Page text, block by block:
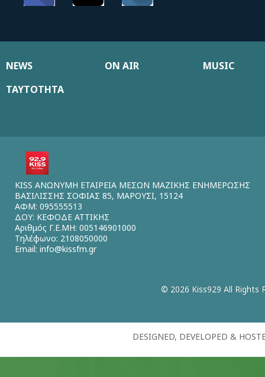
NEWS ON AIR
MUSIC
ΤΑΥΤΟΤΗΤΑ
KISS ΑΝΩΝΥΜΗ ΕΤΑΙΡΕΙΑ ΜΕΣΩΝ ΜΑΖΙΚΗΣ ΕΝΗΜΕΡΩΣΗΣ
ΒΑΣΙΛΙΣΣΗΣ ΣΟΦΙΑΣ 85, ΜΑΡΟΥΣΙ, 15124
ΑΦΜ: 095555513
ΔΟΥ: ΚΕΦΟΔΕ ΑΤΤΙΚΗΣ
Αριθμός Γ.Ε.ΜΗ: 005146901000
Τηλέφωνο: 2108050000
Email: info@kissfm.gr
© 2026 Kiss929 All Rights
DESIGNED, DEVELOPED &